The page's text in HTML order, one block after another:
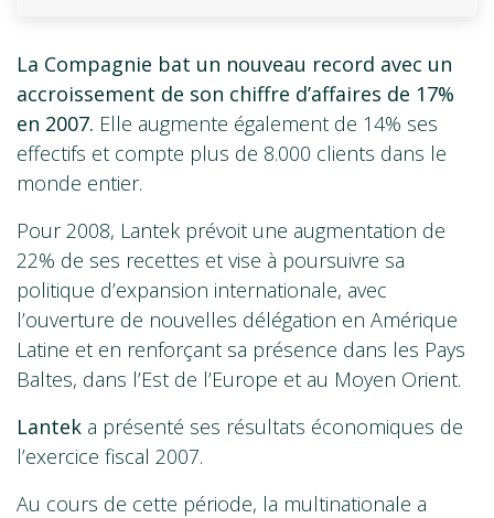
La Compagnie bat un nouveau record avec un
accroissement de son chiffre d’affaires de 17%
en 2007. Elle augmente également de 14% ses
effectifs et compte plus de 8.000 clients dans le
monde entier.
Pour 2008, Lantek prévoit une augmentation de
22% de ses recettes et vise à poursuivre sa
politique d’expansion internationale, avec
l’ouverture de nouvelles délégation en Amérique
Latine et en renforçant sa présence dans les Pays
Baltes, dans l’Est de l’Europe et au Moyen Orient.
Lantek a présenté ses résultats économiques de
l’exercice fiscal 2007.
Au cours de cette période, la multinationale a